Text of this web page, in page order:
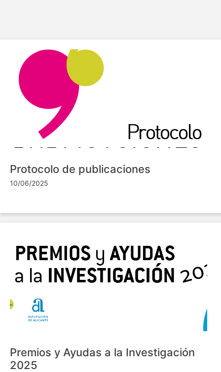
Protocolo de publicaciones
10/06/2025
Premios y Ayudas a la Investigación
2025